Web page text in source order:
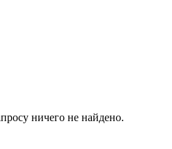
ничего не найдено.